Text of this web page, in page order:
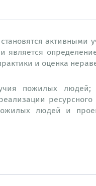
активными
является
и оценка
пожилых людей;
ресурсного
людей и